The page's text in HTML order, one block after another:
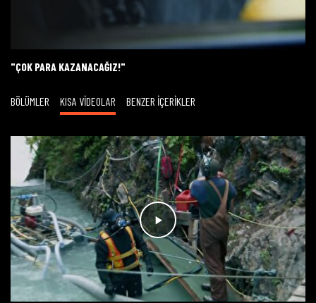
Oynat
"ÇOK PARA KAZANACAĞIZ!"
BÖLÜMLER KISA VİDEOLAR BENZER İÇERİKLER